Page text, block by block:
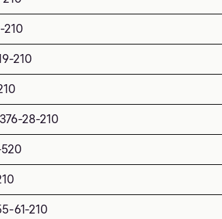
210
210
28-210
61-210